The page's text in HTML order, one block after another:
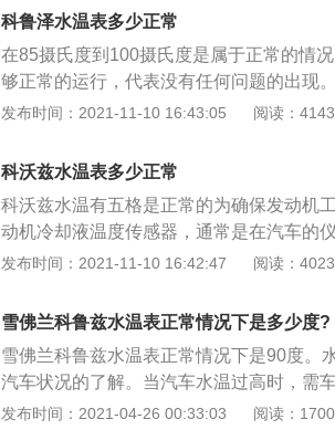
手机显示。不同厂家的发动机由于设计思
表上不要超红线就行。发动机水温过低会
行驶。如果检查发现水管或水箱破裂，会
种情况下建议立刻停止行驶呼叫救援。
科鲁泽水温表多少正常
在85摄氏度到100摄氏度是属于正常的情
够正常的运行，代表没有任何问题的出现
系统的正常使用。一旦车辆水温过低或者
2020款和2019款在售，车辆使用的发动机
1.3T涡轮增压发动机，1.5升自然吸气发
离合变速箱，手自一体变速箱，同的车型
的需要去选择。
发布时间：2021-11-10 16:43:05 阅读：4143
科沃兹水温表多少正常
科沃兹水温有五格是正常的为确保发动机
动机冷却液温度传感器，通常是在汽车的
发动机冷却液温度不是越低越好、也不是
置后，热交换平衡防冻液温度不再上升，
佳，这也是为什么车辆起步之前要热车的
发布时间：2021-11-10 16:42:47 阅读：4023
雪佛兰科鲁兹水温表正常情况下是多少度?
雪佛兰科鲁兹水温表正常情况下是90度。
汽车状况的了解。当汽车水温过高时，需
常温度时，再继续行驶。以下是水温表不
发布时间：2021-04-26 00:33:03 阅读：1700